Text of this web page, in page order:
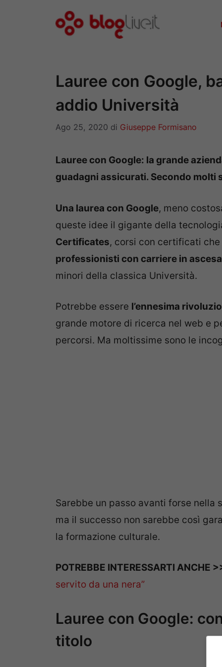
Lauree con Google,
addio Università
Ago 25, 2020 di Giuseppe Formisano
Lauree con Google: la grande
guadagni assicurati. Secondo molti
Una laurea con Google, meno
queste idee il gigante della
Certificates, corsi con certificati
professionisti con carriere in ascesa
minori della classica Università.
Potrebbe essere l’ennesima
grande motore di ricerca nel web e
percorsi. Ma moltissime sono le
Sarebbe un passo avanti forse nella
ma il successo non sarebbe così
la formazione culturale.
POTREBBE INTERESSARTI ANCHE
servito da una nera”
Lauree con Google:
titolo